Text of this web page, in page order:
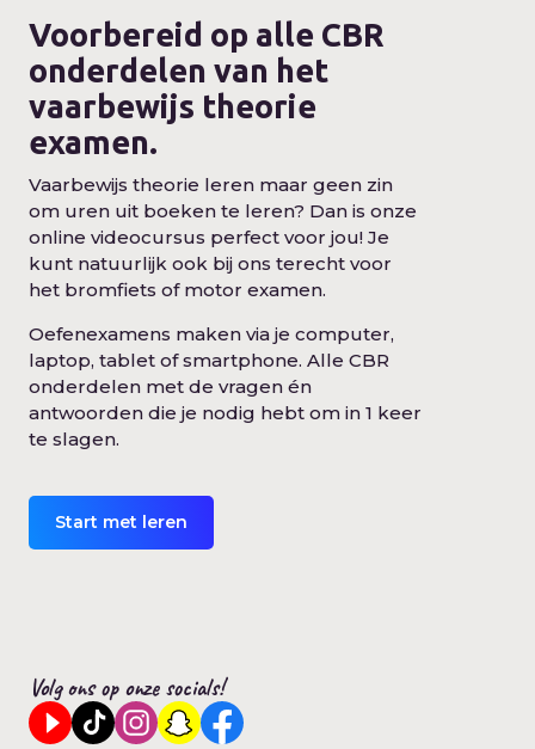
Voorbereid op alle CBR
onderdelen van het
vaarbewijs theorie
examen.
Vaarbewijs theorie leren maar geen zin
om uren uit boeken te leren? Dan is onze
online videocursus perfect voor jou! Je
kunt natuurlijk ook bij ons terecht voor
het bromfiets of motor examen.
Oefenexamens maken via je computer,
laptop, tablet of smartphone. Alle CBR
onderdelen met de vragen én
antwoorden die je nodig hebt om in 1 keer
te slagen.
Start met leren
Volg ons op onze socials!